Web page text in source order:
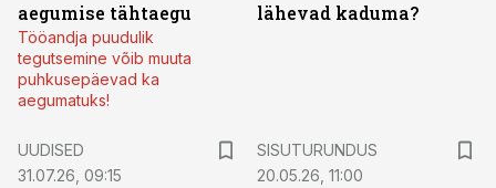
aegumise tähtaegu
Tööandja puudulik
tegutsemine võib muuta
puhkusepäevad ka
aegumatuks!
lähevad kaduma?
UUDISED
31.07.26, 09:15
SISUTURUNDUS
20.05.26, 11:00